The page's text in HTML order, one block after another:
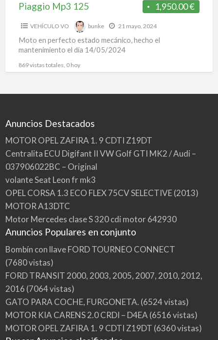
1,950.00 €
Piaggio Mp3 125
VEHÍCULO VO bunke 21 mayo, 2024
Moto en perfecto estado mecánico, hecho el
mantenimiento el día 14/05/2024
869 vistas totales, 0 hoy
Anuncios Destacados
MOTOR OPEL ZAFIRA 1. 9 CDTI Z19DT
Centralita ECU Digifant II VW Golf GTI MK2 / Audi –
037906022BC – Original
volante Seat Leon fr mk3
OPEL CORSA 1.3 ECO FLEX 75CV SELECTIVE (2013)
MOTOR A13DTC
Motor Mercedes clase S 320 cdi motor 642930
Anuncios Populares en conjunto
Bombín con llave FORD TOURNEO CONNECT
(7680 vistas)
FORD TRANSIT 2000, 2003, 2005, 2007, 2010, 2012,
2016 (7064 vistas)
GATO PARA COCHE, FURGONETA. (6524 vistas)
MOTOR KIA CARENS 2.0 CRDI – D4EA (6516 vistas)
MOTOR OPEL ZAFIRA 1. 9 CDTI Z19DT (6360 vistas)